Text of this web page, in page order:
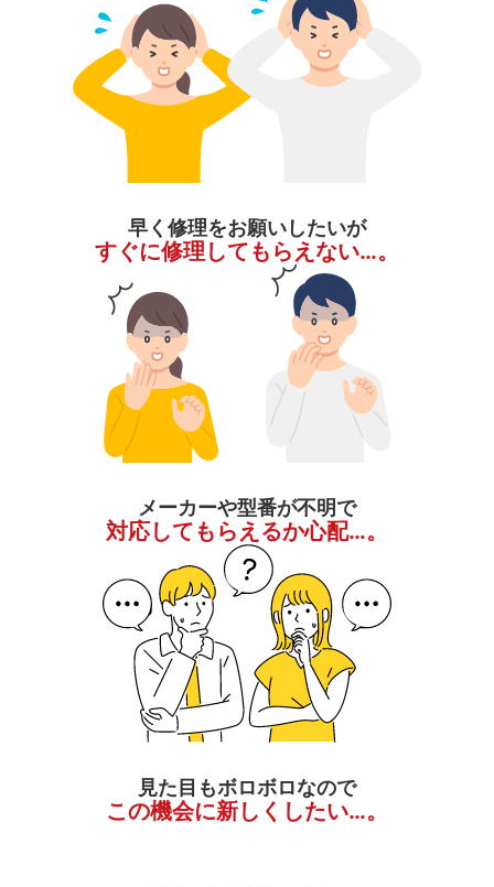
早く修理をお願いしたいが
すぐに修理してもらえない…。
メーカーや型番が不明で
対応してもらえるか心配…。
見た目もボロボロなので
この機会に新しくしたい…。